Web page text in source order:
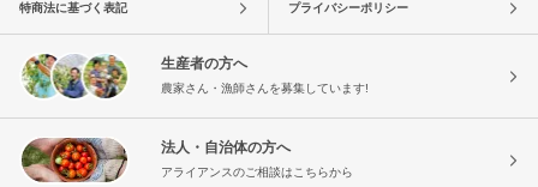
特商法に基づく表記 プライバシーポリシー
生産者の方へ
農家さん・漁師さんを募集しています!
法人・自治体の方へ
アライアンスのご相談はこちらから